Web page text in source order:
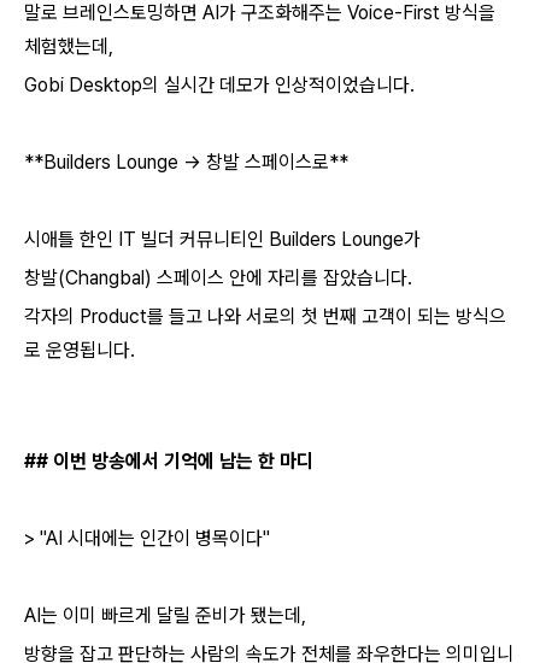
말로 브레인스토밍하면 AI가 구조화해주는 Voice-First 방식을
체험했는데,
Gobi Desktop의 실시간 데모가 인상적이었습니다.
**Builders Lounge → 창발 스페이스로**
시애틀 한인 IT 빌더 커뮤니티인 Builders Lounge가
창발(Changbal) 스페이스 안에 자리를 잡았습니다.
각자의 Product를 들고 나와 서로의 첫 번째 고객이 되는 방식으
로 운영됩니다.
## 이번 방송에서 기억에 남는 한 마디
> "AI 시대에는 인간이 병목이다"
AI는 이미 빠르게 달릴 준비가 됐는데,
방향을 잡고 판단하는 사람의 속도가 전체를 좌우한다는 의미입니